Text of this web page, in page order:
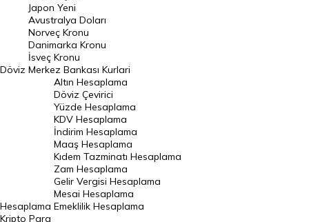
Avustralya Doları
Danimarka Kronu Kuru
Kanada Doları Kuru
Norveç Kronu Kuru
İsveç Kronu Kuru
Japon Yeni Kuru
Serbest Piyasa Döviz Kurları
Merkez Bankası Döviz Kurları
Altın Fiyatları
Döviz
Japon Yeni
Avustralya Doları
Norveç Kronu
Danimarka Kronu
İsveç Kronu
Merkez Bankası Kurlari
Hesaplama
Altın Hesaplama
Döviz Çevirici
Yüzde Hesaplama
KDV Hesaplama
İndirim Hesaplama
Maaş Hesaplama
Kıdem Tazminatı Hesaplama
Zam Hesaplama
Gelir Vergisi Hesaplama
Mesai Hesaplama
Emeklilik Hesaplama
Kripto Para